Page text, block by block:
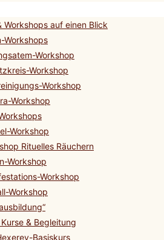
Workshops auf einen Blick
Workshops
Workshop
Workshop
Workshop
Workshop
Workshop
Rituelles Räuchern
Workshop
Workshop
Workshop
& Begleitung
Basiskurs